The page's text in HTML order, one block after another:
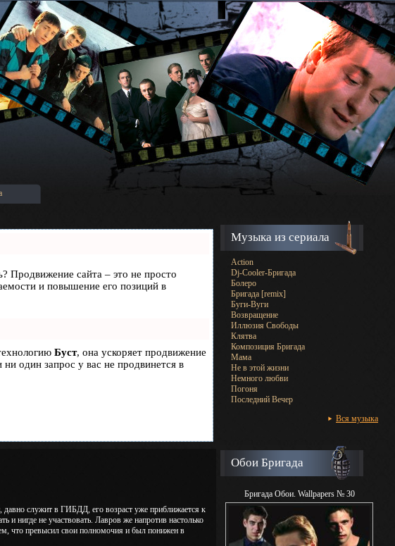
Продвижение сайта – это не просто
и повышение его позиций в
Буст, она ускоряет продвижение
один запрос у вас не продвинется в
служит в ГИБДД, его возраст уже приближается к
и нигде не участвовать. Лавров же напротив настолько
что превысил свои полномочия и был понижен в
Музыка из сериала
Action
Dj-Cooler-Бригада
Болеро
Бригада [remix]
Буги-Вуги
Возвращение
Иллюзия Свободы
Клятва
Композиция Бригада
Мама
Не в этой жизни
Немного любви
Погоня
Последний Вечер
Вся музыка
Обои Бригада
Бригада Обои. Wallpapers № 30